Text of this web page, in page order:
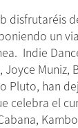
disfrutaréis
un
Indie
Joyce
Pluto, han
celebra el